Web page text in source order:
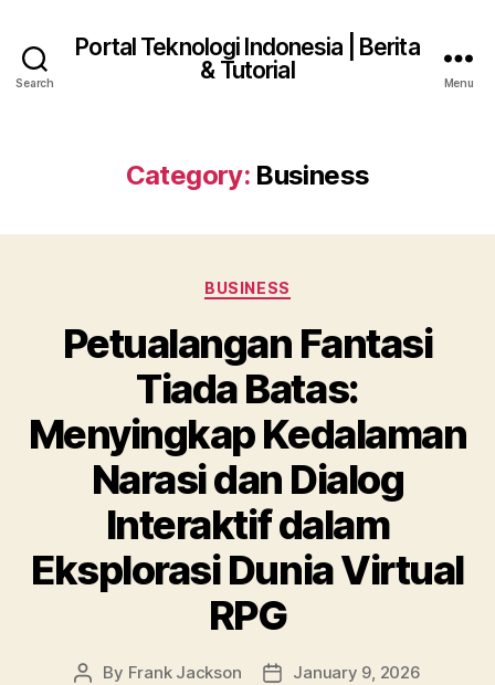
Search
Portal Teknologi Indonesia | Berita
& Tutorial
Menu
Category: Business
Categories
BUSINESS
Petualangan Fantasi
Tiada Batas:
Menyingkap Kedalaman
Narasi dan Dialog
Interaktif dalam
Eksplorasi Dunia Virtual
RPG
Post
By Frank Jackson
PostJanuary 9, 2026